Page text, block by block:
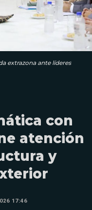
extrazona ante líderes
con
atención
y
17:46